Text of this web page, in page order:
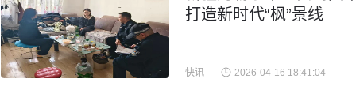
打造新时代“枫”景线
快讯 2026-04-16 18:41:04